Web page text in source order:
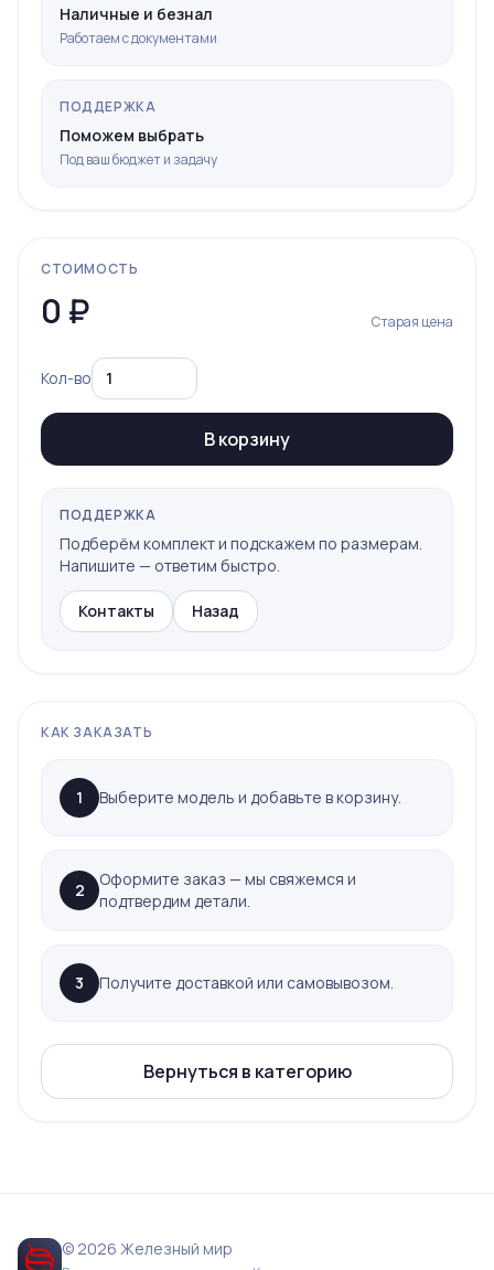
Наличные и безнал
Работаем с документами
ПОДДЕРЖКА
Поможем выбрать
Под ваш бюджет и задачу
СТОИМОСТЬ
0 ₽ Старая цена
Кол-во
В корзину
ПОДДЕРЖКА
Подберём комплект и подскажем по размерам.
Напишите — ответим быстро.
Контакты Назад
КАК ЗАКАЗАТЬ
1 Выберите модель и добавьте в корзину.
2
Оформите заказ — мы свяжемся и
подтвердим детали.
3 Получите доставкой или самовывозом.
Вернуться в категорию
© 2026 Железный мир